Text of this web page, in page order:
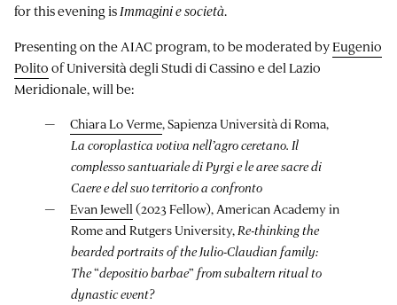
for this evening is Immagini e società.
Presenting on the AIAC program, to be moderated byEugenio
Polito of Università degli Studi di Cassino e del Lazio
Meridionale, will be:
Chiara Lo Verme, Sapienza Università di Roma,
La coroplastica votiva nell’agro ceretano. Il
complesso santuariale di Pyrgi e le aree sacre di
Caere e del suo territorio a confronto
Evan Jewell (2023 Fellow), American Academy in
Rome and Rutgers University, Re-thinking the
bearded portraits of the Julio-Claudian family:
The“depositio barbae” from subaltern ritual to
dynastic event?